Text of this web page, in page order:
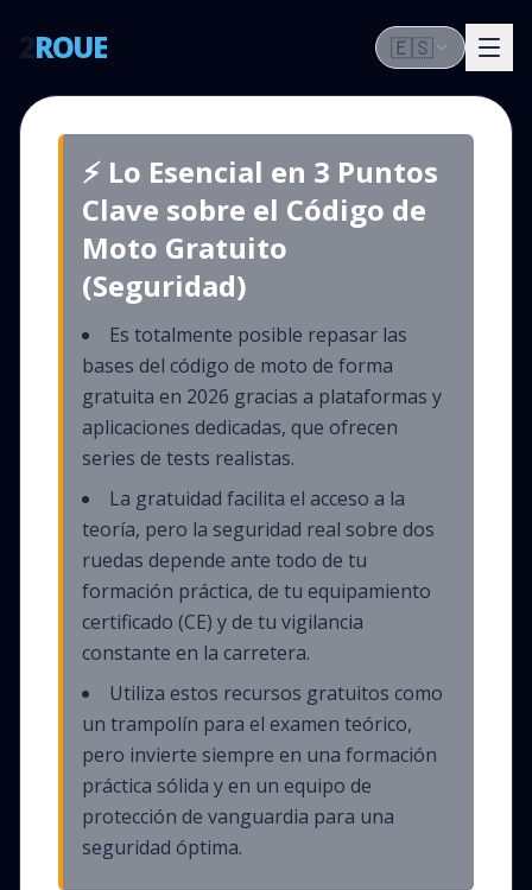
ROUE 🇪🇸
⚡ Lo Esencial en 3 Puntos
Clave sobre el Código de
Moto Gratuito
(Seguridad)
Es totalmente posible repasar las
bases del código de moto de forma
gratuita en 2026 gracias a plataformas y
aplicaciones dedicadas, que ofrecen
series de tests realistas.
La gratuidad facilita el acceso a la
teoría, pero la seguridad real sobre dos
ruedas depende ante todo de tu
formación práctica, de tu equipamiento
certificado (CE) y de tu vigilancia
constante en la carretera.
Utiliza estos recursos gratuitos como
un trampolín para el examen teórico,
pero invierte siempre en una formación
práctica sólida y en un equipo de
protección de vanguardia para una
seguridad óptima.